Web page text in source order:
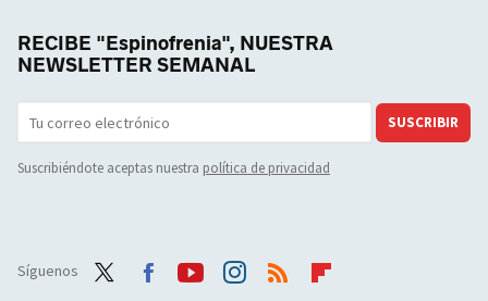
RECIBE "Espinofrenia", NUESTRA
NEWSLETTER SEMANAL
SUSCRIBIR
Suscribiéndote aceptas nuestra política de privacidad
Síguenos